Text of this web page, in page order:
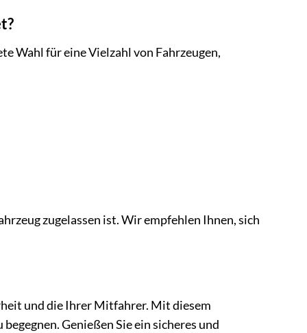
Wahl für eine Vielzahl von Fahrzeugen,
zugelassen ist. Wir empfehlen Ihnen, sich
und die Ihrer Mitfahrer. Mit diesem
Genießen Sie ein sicheres und